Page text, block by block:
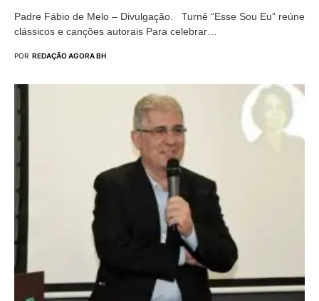
Padre Fábio de Melo – Divulgação. Turnê “Esse Sou Eu” reúne
clássicos e canções autorais Para celebrar…
POR REDAÇÃO AGORA BH